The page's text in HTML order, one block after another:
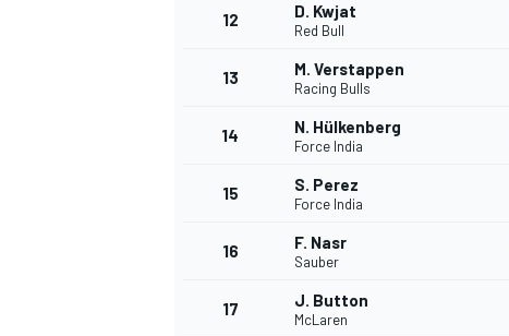
12 D. Kwjat
Red Bull
13 M. Verstappen
Racing Bulls
14 N. Hülkenberg
Force India
15 S. Perez
Force India
16 F. Nasr
Sauber
17 J. Button
McLaren